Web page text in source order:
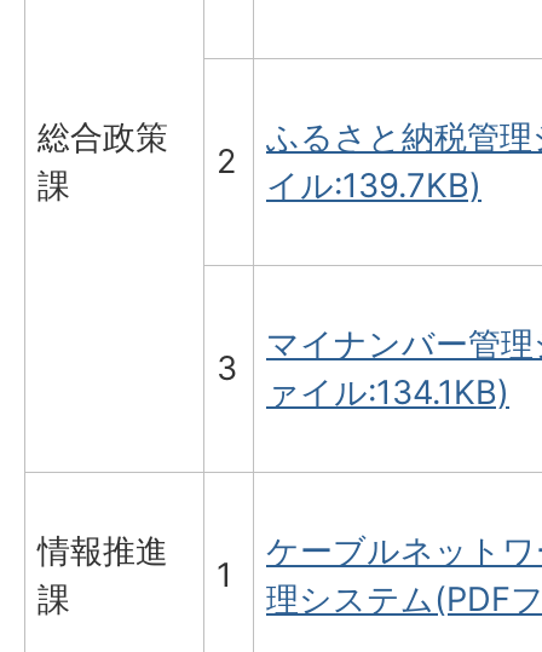
総合政策
課
2
ふるさと納税管
イル:139.7KB)
3
マイナンバー管
ァイル:134.1KB)
情報推進
課
1
ケーブルネット
理システム(PDF